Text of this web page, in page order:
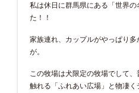
私は休日に群馬県にある「世界
た！！
家族連れ、カップルがやっぱり
が。
この牧場は犬限定の牧場でして
触れる「ふれあい広場」と物凄